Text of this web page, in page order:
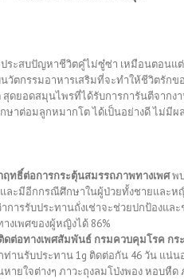
ระสบปัญหาชีวิตคู๋ไม่ซู๋ซ่า เหมือนตอนแ
วัตกรรมอาหารเสริมที่จะทำให้ชีวิต
ดยอดสมุนไพรที่ได้รับการการันตีจา
าต่อมลูกหมากโต ได้เป็นอย่างดี ไม่มีผ
ธิ์ต่อการกระตุ้นสมรรถภาพทางเพศพ
ละมีอีกกรณีศึกษาในผู้ป่วยทั้งชายและ
การรับประทานถั่งเช่าจะช่วยปกป้อง
งเพศของผู้หญิงได้ 86%
ต่อทางเพศสัมพันธ์ กรมควบคุมโรค กร
ท่านรับประทาน 1g ติดต่อกัน 46 วัน แ
หายใจต่างๆ ภาวะถุงลมโป่งพอง หอ